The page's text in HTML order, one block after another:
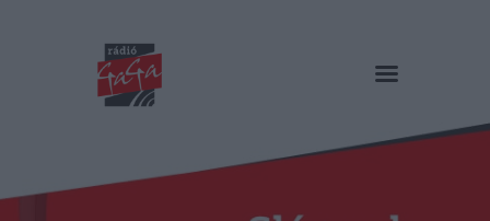
RÁDIÓ GAGA
Műsorok